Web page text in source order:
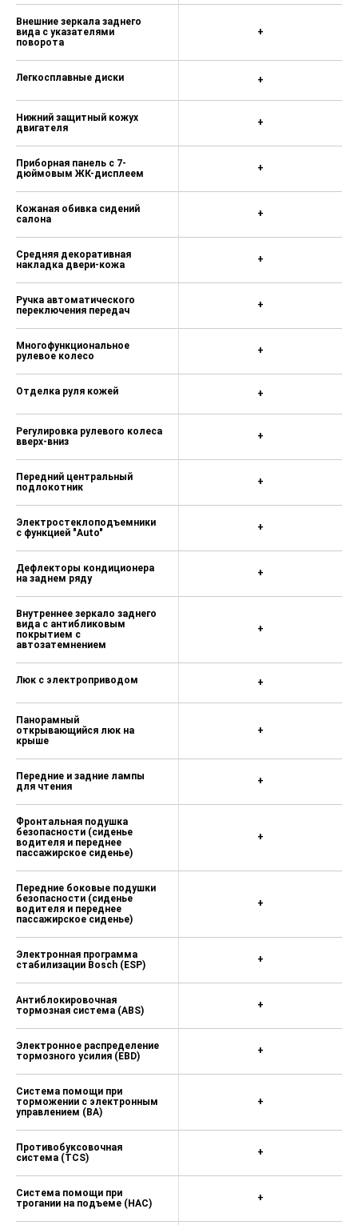
заднего вида
фар
Система бесключевого доступа
Климат-контроль
пассажира в 4 направлениях
Система запуска двигателя одной
кнопкой
USB-интерфейс (1 спереди, 1
Розетка 12В
Автоудержание AUTO HOLD
разметкой)
Внешние зеркала заднего
вида с указателями
поворота
Легкосплавные диски
Нижний защитный кожух
двигателя
Приборная панель с 7-
дюймовым ЖК-дисплеем
Кожаная обивка сидений
салона
Средняя декоративная
накладка двери-кожа
Ручка автоматического
переключения передач
Многофункциональное
рулевое колесо
Отделка руля кожей
Регулировка рулевого колеса
вверх-вниз
Передний центральный
подлокотник
Электростеклоподъемники
с функцией "Auto"
Дефлекторы кондиционера
на заднем ряду
Внутреннее зеркало заднего
вида с антибликовым
покрытием с
автозатемнением
Люк с электроприводом
Панорамный
открывающийся люк на
крыше
Передние и задние лампы
для чтения
Фронтальная подушка
безопасности (сиденье
водителя и переднее
пассажирское сиденье)
Передние боковые подушки
безопасности (сиденье
водителя и переднее
пассажирское сиденье)
Электронная программа
стабилизации Bosch (ESP)
Антиблокировочная
тормозная система (ABS)
Электронное распределение
тормозного усилия (EBD)
Система помощи при
торможении с электронным
управлением (BA)
Противобуксовочная
система (TCS)
Система помощи при
трогании на подъеме (HAC)
+
+
+
+
+
+
+
+
+
+
+
+
+
+
+
+
+
+
+
+
+
+
+
+
+